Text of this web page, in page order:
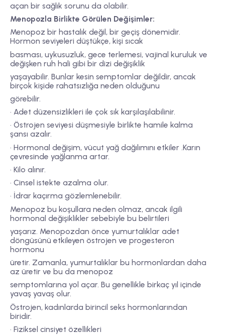
açan bir sağlık sorunu da olabilir.
Menopozla Birlikte Görülen Değişimler:
Menopoz bir hastalık değil, bir geçiş dönemidir.
Hormon seviyeleri düştükçe, kişi sıcak
basması, uykusuzluk, gece terlemesi, vajinal kuruluk ve
değişken ruh hali gibi bir dizi değişiklik
yaşayabilir. Bunlar kesin semptomlar değildir, ancak
birçok kişide rahatsızlığa neden olduğunu
görebilir.
• Adet düzensizlikleri ile çok sık karşılaşılabilinir.
• Östrojen seviyesi düşmesiyle birlikte hamile kalma
şansı azalır.
• Hormonal değişim, vücut yağ dağılımını etkiler .Karın
çevresinde yağlanma artar.
• Kilo alınır.
• Cinsel istekte azalma olur.
• İdrar kaçırma gözlemlenebilir.
Menopoz bu koşullara neden olmaz, ancak ilgili
hormonal değişiklikler sebebiyle bu belirtileri
yaşarız. Menopozdan önce yumurtalıklar adet
döngüsünü etkileyen östrojen ve progesteron
hormonu
üretir. Zamanla, yumurtalıklar bu hormonlardan daha
az üretir ve bu da menopoz
semptomlarına yol açar. Bu genellikle birkaç yıl içinde
yavaş yavaş olur.
Östrojen, kadınlarda birincil seks hormonlarından
biridir.
• Fiziksel cinsiyet özellikleri